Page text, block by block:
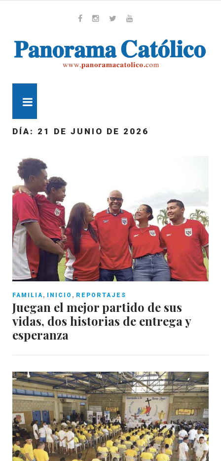
DÍA: 21 DE JUNIO DE 2026
FAMILIA, INICIO , REPORTAJES
Juegan el mejor partido de sus
vidas, dos historias de entrega y
esperanza